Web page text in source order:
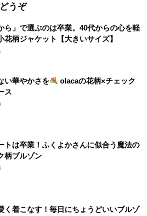
うぞ
ら」で選ぶのは卒業。40代からの心を軽
花柄ジャケット【大きいサイズ】
い華やかさを
olacaの花柄×チェック
ス
トは卒業！ふくよかさんに似合う魔法の
柄ブルゾン
く着こなす！毎日にちょうどいいブルゾ